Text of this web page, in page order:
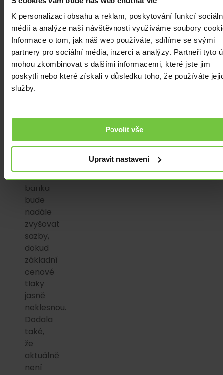
K personalizaci obsahu a reklam, poskytování funkcí
médií a analýze naší návštěvnosti využíváme soubory
Informace o tom, jak náš web používáte, sdílíme se svými
partnery pro sociální média, inzerci a analýzy. Partneři tyto
mohou zkombinovat s dalšími informacemi, které jste jim
poskytli nebo které získali v důsledku toho, že používáte
služby.
Povolit vše
Upravit nastavení
prezidentky
ECB
Christine
Lagarde
na
ekonomickém
sympoziu
v
kde
centrální
banka
bude
nadále
zvyšovat
sazby,
dokud
základní
cenové
tlaky
jasně
neklesnou.
Dodala
také,
že
aktuálně
není